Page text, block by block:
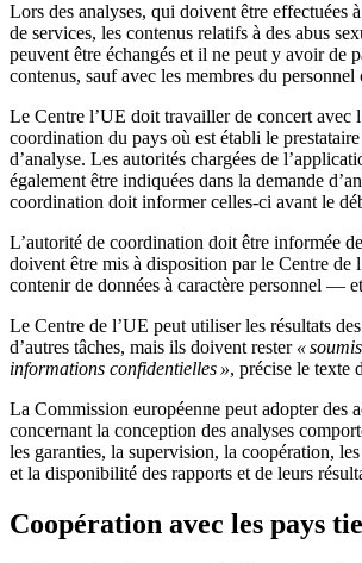
Lors des analyses, qui doivent être effectuées
de services, les contenus relatifs à des abus
peuvent être échangés et il ne peut y avoir de
contenus, sauf avec les membres du personnel
Le Centre l’UE doit travailler de concert avec
coordination du pays où est établi le
d’analyse. Les autorités chargées de
également être indiquées dans la demande
coordination doit informer celles-ci avant le
L’autorité de coordination doit être informée
doivent être mis à disposition par le Centre de
contenir de données à caractère personnel —
Le Centre de l’UE peut utiliser les résultats
d’autres tâches, mais ils doivent rester «
informations confidentielles », précise le texte
La Commission européenne peut adopter des
concernant la conception des analyses
les garanties, la supervision, la coopération,
et la disponibilité des rapports et de leurs
Coopération avec les pays